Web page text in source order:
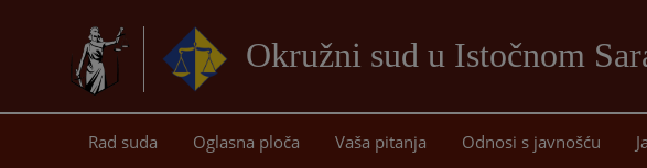
Okružni sud u Istočnom
Rad suda Oglasna ploča Vaša pitanja Odnosi s javnošću